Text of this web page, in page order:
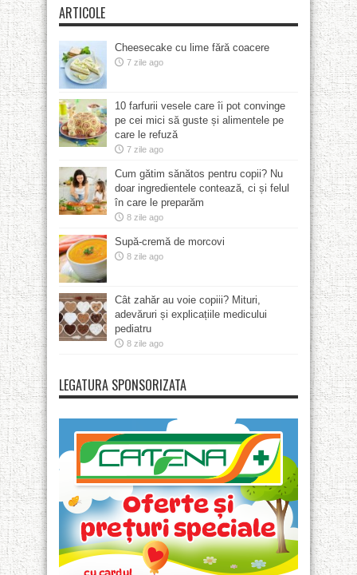
ARTICOLE
Cheesecake cu lime fără coacere
7 zile ago
10 farfurii vesele care îi pot convinge
pe cei mici să guste și alimentele pe
care le refuză
7 zile ago
Cum gătim sănătos pentru copii? Nu
doar ingredientele contează, ci și felul
în care le preparăm
8 zile ago
Supă-cremă de morcovi
8 zile ago
Cât zahăr au voie copiii? Mituri,
adevăruri și explicațiile medicului
pediatru
8 zile ago
LEGATURA SPONSORIZATA